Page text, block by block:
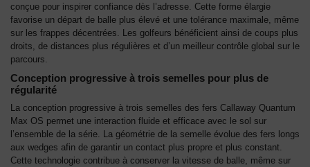
conçue pour inspirer confiance dès l’adresse. Cette forme élargie
favorise un départ de balle plus élevé et une tolérance maximale, même
sur les frappes décentrées. Les golfeurs bénéficient ainsi de coups plus
droits, de distances plus régulières et d’un meilleur contrôle global sur le
parcours.
Conception progressive à trois semelles pour plus de
régularité
La conception progressive à trois semelles des fers Callaway Quantum
Max OS permet une interaction fluide et efficace avec le sol sur
l’ensemble de la série. La géométrie de la semelle évolue des fers longs
aux wedges afin de garantir un contact plus propre et plus constant.
Cette technologie contribue à conserver la vitesse de balle, même sur